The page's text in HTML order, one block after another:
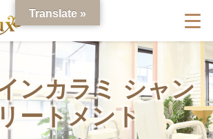
ンカラミ シャン
ートメント
Translate »